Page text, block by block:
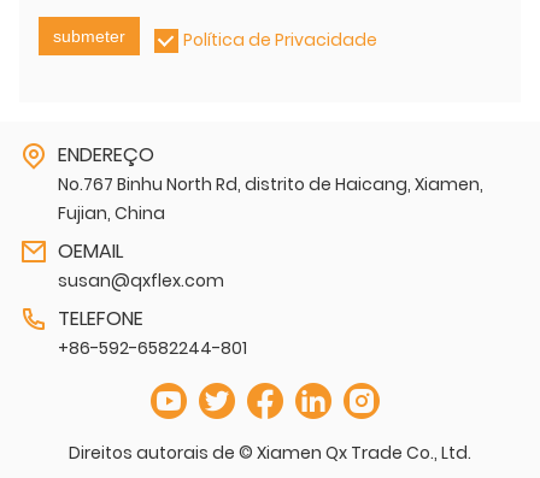
submeter Política de Privacidade
ENDEREÇO
No.767 Binhu North Rd, distrito de Haicang, Xiamen,
Fujian, China
OEMAIL
susan@qxflex.com
TELEFONE
+86-592-6582244-801
Direitos autorais de © Xiamen Qx Trade Co., Ltd.